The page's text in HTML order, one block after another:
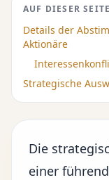
AUF DIESER SEITE
Details der
Aktionäre
Strategische
Die
einer